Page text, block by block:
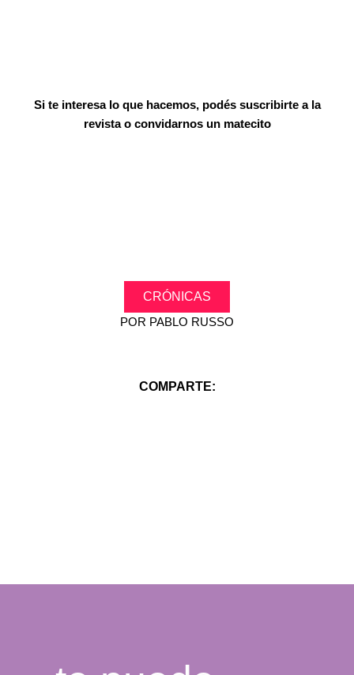
Si te interesa lo que hacemos, podés suscribirte a la
revista o convidarnos un matecito
CRÓNICAS
POR PABLO RUSSO
COMPARTE: